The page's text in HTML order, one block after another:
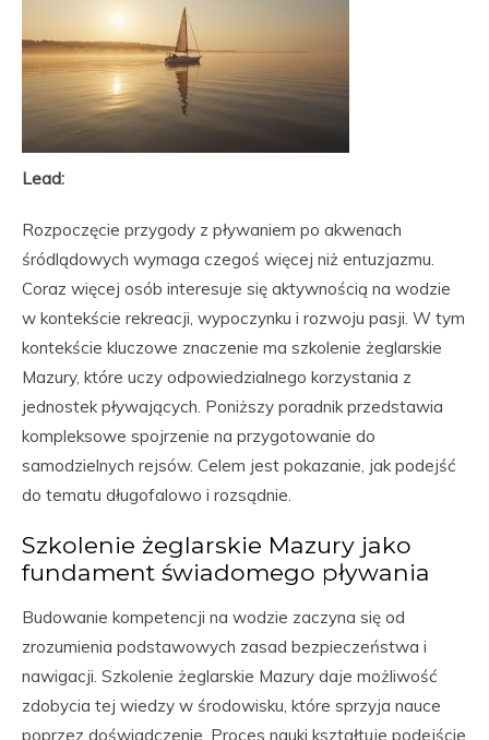
Lead:
Rozpoczęcie przygody z pływaniem po akwenach
śródlądowych wymaga czegoś więcej niż entuzjazmu.
Coraz więcej osób interesuje się aktywnością na wodzie
w kontekście rekreacji, wypoczynku i rozwoju pasji. W tym
kontekście kluczowe znaczenie ma szkolenie żeglarskie
Mazury, które uczy odpowiedzialnego korzystania z
jednostek pływających. Poniższy poradnik przedstawia
kompleksowe spojrzenie na przygotowanie do
samodzielnych rejsów. Celem jest pokazanie, jak podejść
do tematu długofalowo i rozsądnie.
Szkolenie żeglarskie Mazury jako
fundament świadomego pływania
Budowanie kompetencji na wodzie zaczyna się od
zrozumienia podstawowych zasad bezpieczeństwa i
nawigacji. Szkolenie żeglarskie Mazury daje możliwość
zdobycia tej wiedzy w środowisku, które sprzyja nauce
poprzez doświadczenie. Proces nauki kształtuje podejście